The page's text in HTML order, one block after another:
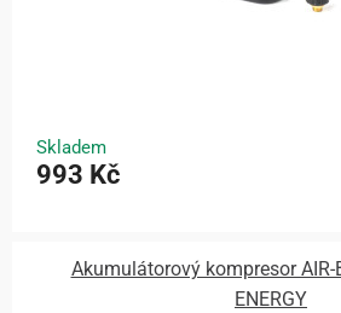
Skladem
993 Kč
Akumulátorový kompresor AIR-
ENERGY